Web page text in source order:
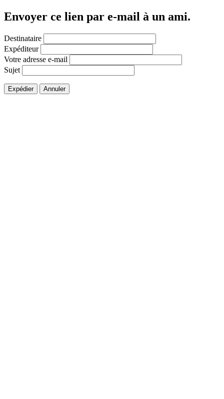
Envoyer ce lien par e-mail à un ami.
Destinataire
Expéditeur
Votre adresse e-mail
Sujet
Expédier Annuler